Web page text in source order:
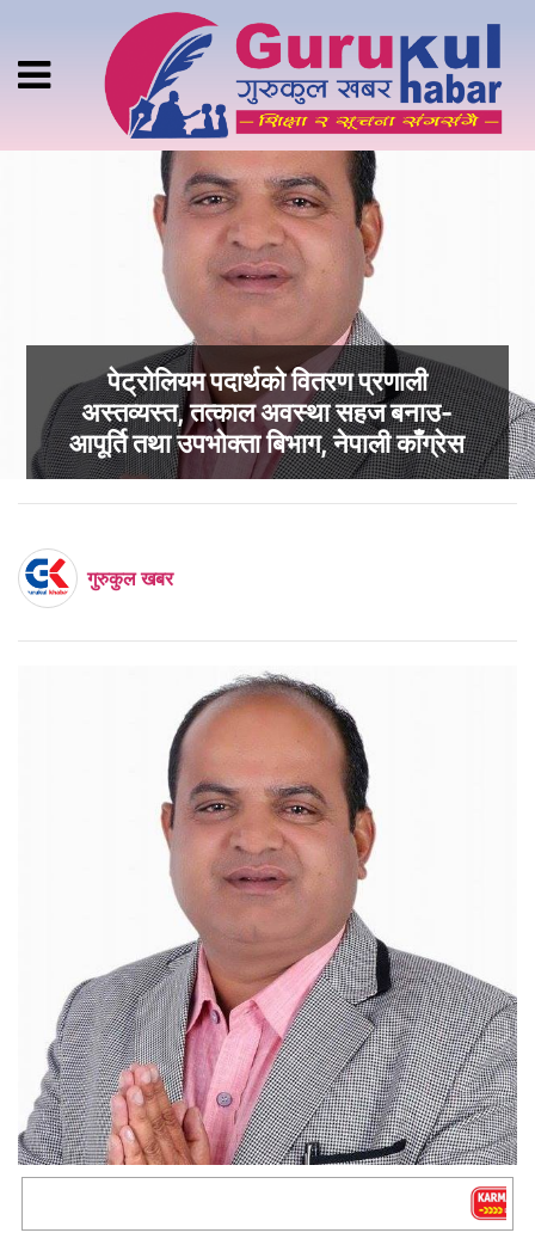
पेट्रोलियम पदार्थको वितरण प्रणाली
अस्तव्यस्त, तत्काल अवस्था सहज बनाउ-
आपूर्ति तथा उपभोक्ता बिभाग, नेपाली काँग्रेस
गुरुकुल खबर